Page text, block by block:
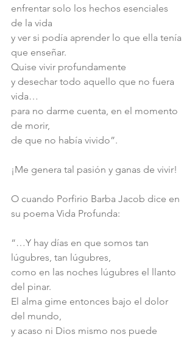
enfrentar solo los hechos esenciales
de la vida
y ver si podía aprender lo que ella tenía
que enseñar.
Quise vivir profundamente
y desechar todo aquello que no fuera
vida…
para no darme cuenta, en el momento
de morir,
de que no había vivido”.
¡Me genera tal pasión y ganas de vivir!
O cuando Porfirio Barba Jacob dice en
su poema Vida Profunda:
“…Y hay días en que somos tan
lúgubres, tan lúgubres,
como en las noches lúgubres el llanto
del pinar.
El alma gime entonces bajo el dolor
del mundo,
y acaso ni Dios mismo nos puede